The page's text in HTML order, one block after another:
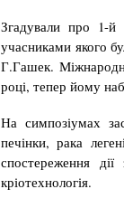
Згадували про 1-й
учасниками якого
Г.Гашек.
році, тепер йому
На симпозіумах
печінки, рака
спостереження дії
кріотехнологія.